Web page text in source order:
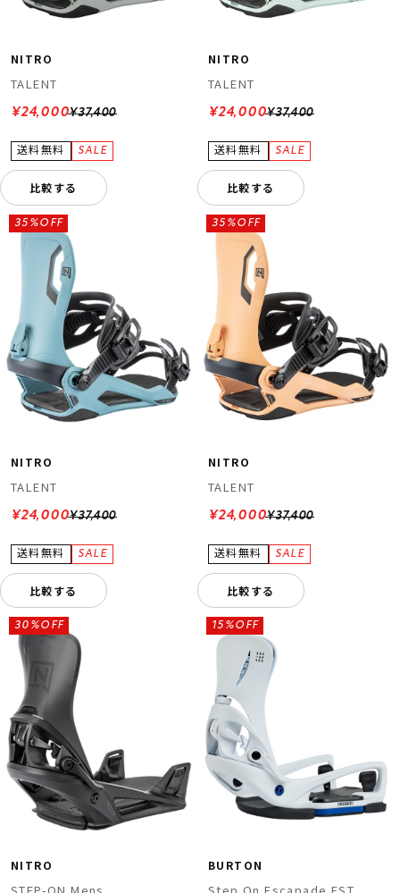
NITRO
TALENT
¥37,400
¥24,000
比較する
NITRO
TALENT
¥37,400
¥24,000
比較する
NITRO
TALENT
¥37,400
35%OFF
¥24,000
比較する
NITRO
TALENT
¥37,400
35%OFF
¥24,000
比較する
NITRO
STEP-ON Mens
30%OFF
BURTON
Step On Escapade EST
15%OFF